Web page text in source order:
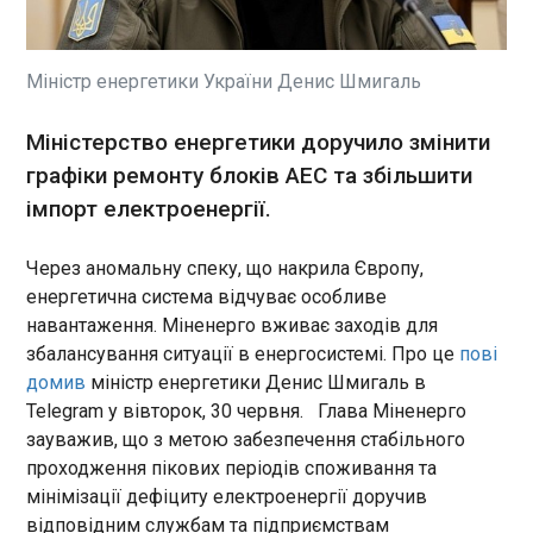
оновлену версію законопроєкту, спрямованого
на обмеження діяльності великих онлайн-
платформ, таких як Shein і Temu. Про це
на Reuters .
ЧИТАТЬ
Екскомандир переплатив 36,6 млн на
10:13:22
Екскомандира військової
частини обвинувачують
через 36,6 млн гривень
переплати на зимових куртках
і штанах для військових. Про
це повідомила пресслужба
Офісу генерального
прокурора у вівторок, 30
червня. У 2022 році
військова частина на
ЧИТАТЬ
Орбан призначив начальником охорони
"Фідес" соратника, який під слідством через
Міністр енергетики України Денис Шмигаль
Міністерство енергетики доручило змінити
графіки ремонту блоків АЕС та збільшити
імпорт електроенергії.
Через аномальну спеку, що накрила Європу,
енергетична система відчуває особливе
навантаження. Міненерго вживає заходів для
збалансування ситуації в енергосистемі. Про це пові
домив міністр енергетики Денис Шмигаль в
Telegram у вівторок, 30 червня. Глава Міненерго
зауважив, що з метою забезпечення стабільного
проходження пікових періодів споживання та
мінімізації дефіциту електроенергії доручив
відповідним службам та підприємствам